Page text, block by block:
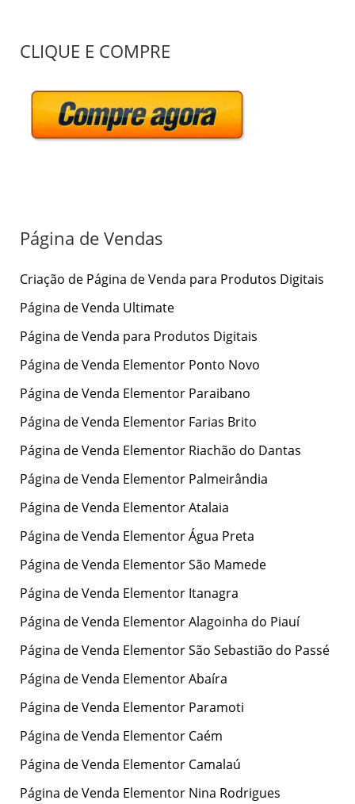
CLIQUE E COMPRE
Página de Vendas
Criação de Página de Venda para Produtos Digitais
Página de Venda Ultimate
Página de Venda para Produtos Digitais
Página de Venda Elementor Ponto Novo
Página de Venda Elementor Paraibano
Página de Venda Elementor Farias Brito
Página de Venda Elementor Riachão do Dantas
Página de Venda Elementor Palmeirândia
Página de Venda Elementor Atalaia
Página de Venda Elementor Água Preta
Página de Venda Elementor São Mamede
Página de Venda Elementor Itanagra
Página de Venda Elementor Alagoinha do Piauí
Página de Venda Elementor São Sebastião do Passé
Página de Venda Elementor Abaíra
Página de Venda Elementor Paramoti
Página de Venda Elementor Caém
Página de Venda Elementor Camalaú
Página de Venda Elementor Nina Rodrigues
e
r
o
r
: